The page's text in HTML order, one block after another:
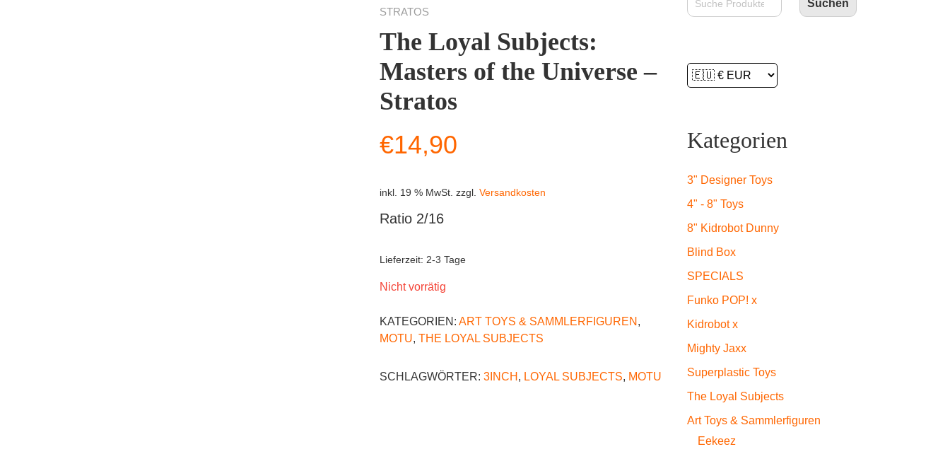
STRATOS
The Loyal Subjects:
Masters of the Universe –
Stratos
€14,90
inkl. 19 % MwSt. zzgl. Versandkosten
Ratio 2/16
Lieferzeit: 2-3 Tage
Nicht vorrätig
KATEGORIEN: ART TOYS & SAMMLERFIGUREN ,
MOTU, THE LOYAL SUBJECTS
SCHLAGWÖRTER: 3INCH , LOYAL SUBJECTS, MOTU
Suchen
Kategorien
3" Designer Toys
4" - 8" Toys
8" Kidrobot Dunny
Blind Box
SPECIALS
Funko POP! x
Kidrobot x
Mighty Jaxx
Superplastic Toys
The Loyal Subjects
Art Toys & Sammlerfiguren
Eekeez